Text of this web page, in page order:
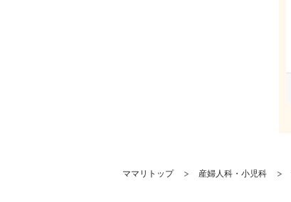
ママリトップ 産婦人科・小児科